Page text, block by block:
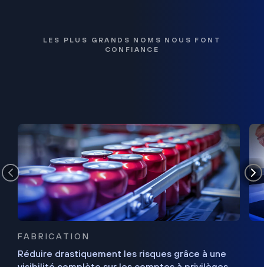
LES PLUS GRANDS NOMS NOUS FONT
CONFIANCE
FABRICATION
Réduire drastiquement les risques grâce à une